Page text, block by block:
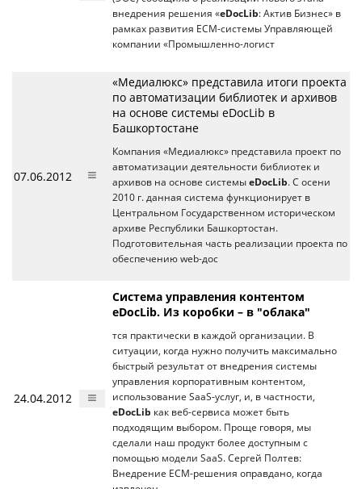
внедрения решения «eDocLib: Актив Бизнес» в
рамках развития ECM-системы Управляющей
компании «Промышленно-логист
07.06.2012
«Медиалюкс» представила итоги проекта
по автоматизации библиотек и архивов
на основе системы eDocLib в
Башкортостане
Компания «Медиалюкс» представила проект по
автоматизации деятельности библиотек и
архивов на основе системы eDocLib. С осени
2010 г. данная система функционирует в
Центральном Государственном историческом
архиве Республики Башкортостан.
Подготовительная часть реализации проекта по
обеспечению web-дос
24.04.2012
Система управления контентом
eDocLib. Из коробки – в "облака"
тся практически в каждой организации. В
ситуации, когда нужно получить максимально
быстрый результат от внедрения системы
управления корпоративным контентом,
использование SaaS-услуг, и, в частности,
eDocLib как веб-сервиса может быть
подходящим выбором. Проще говоря, мы
сделали наш продукт более доступным с
помощью модели SaaS. Сергей Полтев:
Внедрение ECM-решения оправдано, когда